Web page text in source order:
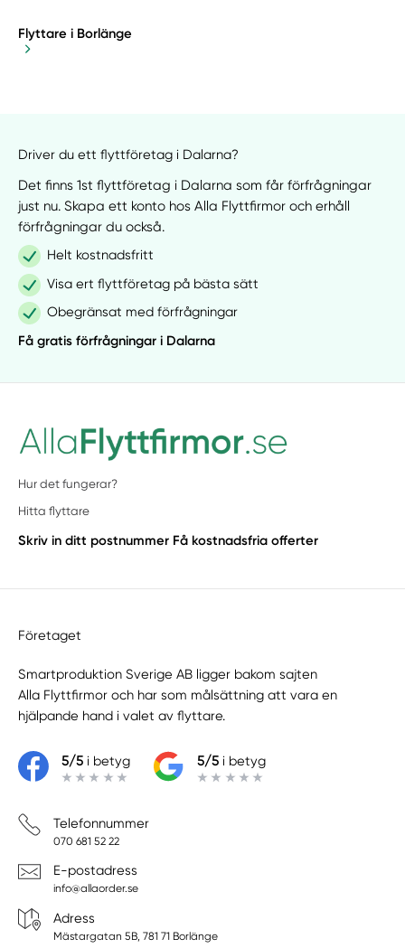
Flyttare i Borlänge
Driver du ett flyttföretag i Dalarna?
Det finns 1st flyttföretag i Dalarna som får förfrågningar
just nu. Skapa ett konto hos Alla Flyttfirmor och erhåll
förfrågningar du också.
Helt kostnadsfritt
Visa ert flyttföretag på bästa sätt
Obegränsat med förfrågningar
Få gratis förfrågningar i Dalarna
Hur det fungerar?
Hitta flyttare
Skriv in ditt postnummer Få kostnadsfria offerter
Företaget
Smartproduktion Sverige AB ligger bakom sajten
Alla Flyttfirmor och har som målsättning att vara en
hjälpande hand i valet av flyttare.
5/5i betyg 5/5i betyg
Telefonnummer
070 681 52 22
E-postadress
info@allaorder.se
Adress
Mästargatan 5B, 781 71 Borlänge